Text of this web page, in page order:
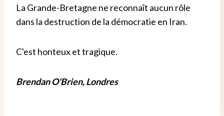
La Grande-Bretagne ne reconnaît aucun rôle
dans la destruction de la démocratie en Iran.
C'est honteux et tragique.
Brendan O'Brien, Londres